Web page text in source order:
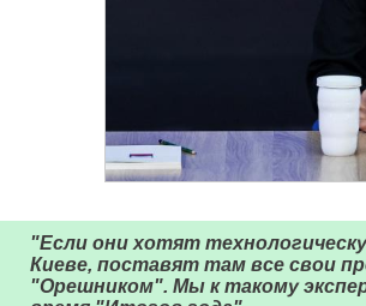
"Если они хотят
Киеве, поставят там все свои
"Орешником". Мы к такому